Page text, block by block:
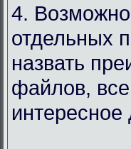
4.
отдельных
назвать
файлов,
интересное